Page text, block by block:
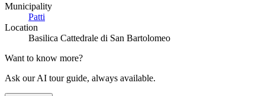
Municipality
Patti
Location
Basilica Cattedrale di San Bartolomeo
Want to know more?
Ask our AI tour guide, always available.